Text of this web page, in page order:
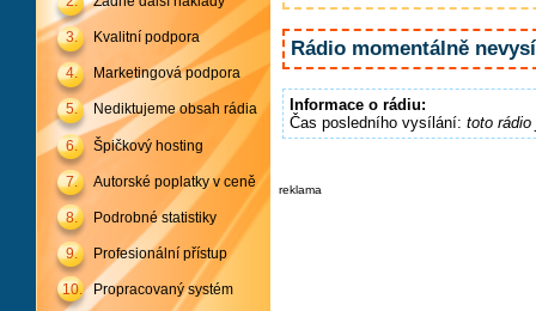
3. Kvalitní podpora
4. Marketingová podpora
5. Nediktujeme obsah rádia
6. Špičkový hosting
7. Autorské poplatky v ceně
8. Podrobné statistiky
9. Profesionální přístup
10. Propracovaný systém
Rádio momentálně
Informace o rádiu:
Čas posledního vysílání: toto
reklama